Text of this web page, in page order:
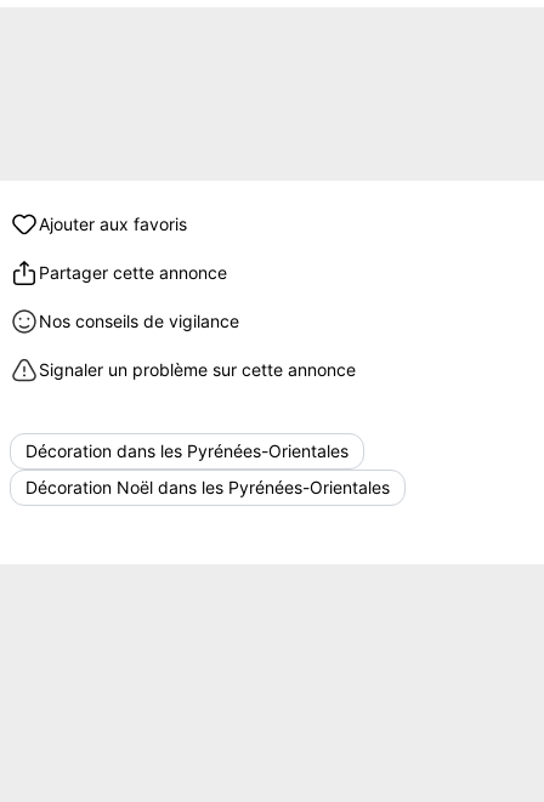
Ajouter aux favoris
Partager cette annonce
Nos conseils de vigilance
Signaler un problème sur cette annonce
Décoration dans les Pyrénées-Orientales
Décoration Noël dans les Pyrénées-Orientales